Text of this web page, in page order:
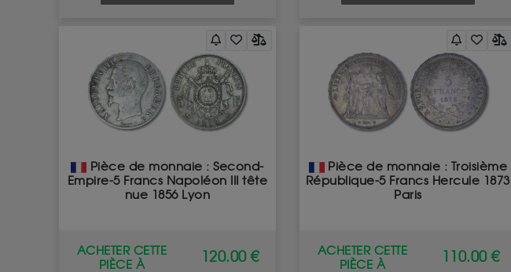
Pièce de monnaie : Second-
Empire-5 Francs Napoléon III tête
nue 1856 Lyon
ACHETER CETTE
PIÈCE À
120.00 €
Pièce de monnaie : Troisième
République-5 Francs Hercule 1873
Paris
ACHETER CETTE
PIÈCE À
110.00 €